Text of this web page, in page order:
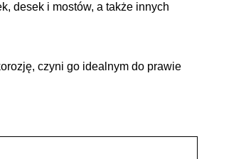
desek i mostów, a także innych
czyni go idealnym do prawie